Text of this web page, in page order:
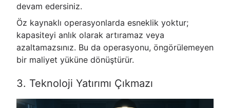
devam edersiniz.
Öz kaynaklı operasyonlarda esneklik yoktur;
kapasiteyi anlık olarak artıramaz veya
azaltamazsınız. Bu da operasyonu, öngörülemeyen
bir maliyet yüküne dönüştürür.
3. Teknoloji Yatırımı Çıkmazı